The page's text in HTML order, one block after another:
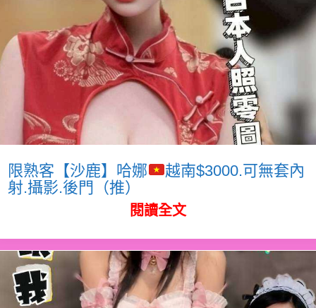
限熟客【沙鹿】哈娜
越南$3000.可無套內
射.攝影.後門（推）
閱讀全文